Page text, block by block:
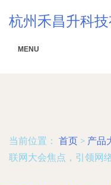
杭州禾昌升科技
MENU
当前位置： 首页 > 产品
联网大会焦点，引领网